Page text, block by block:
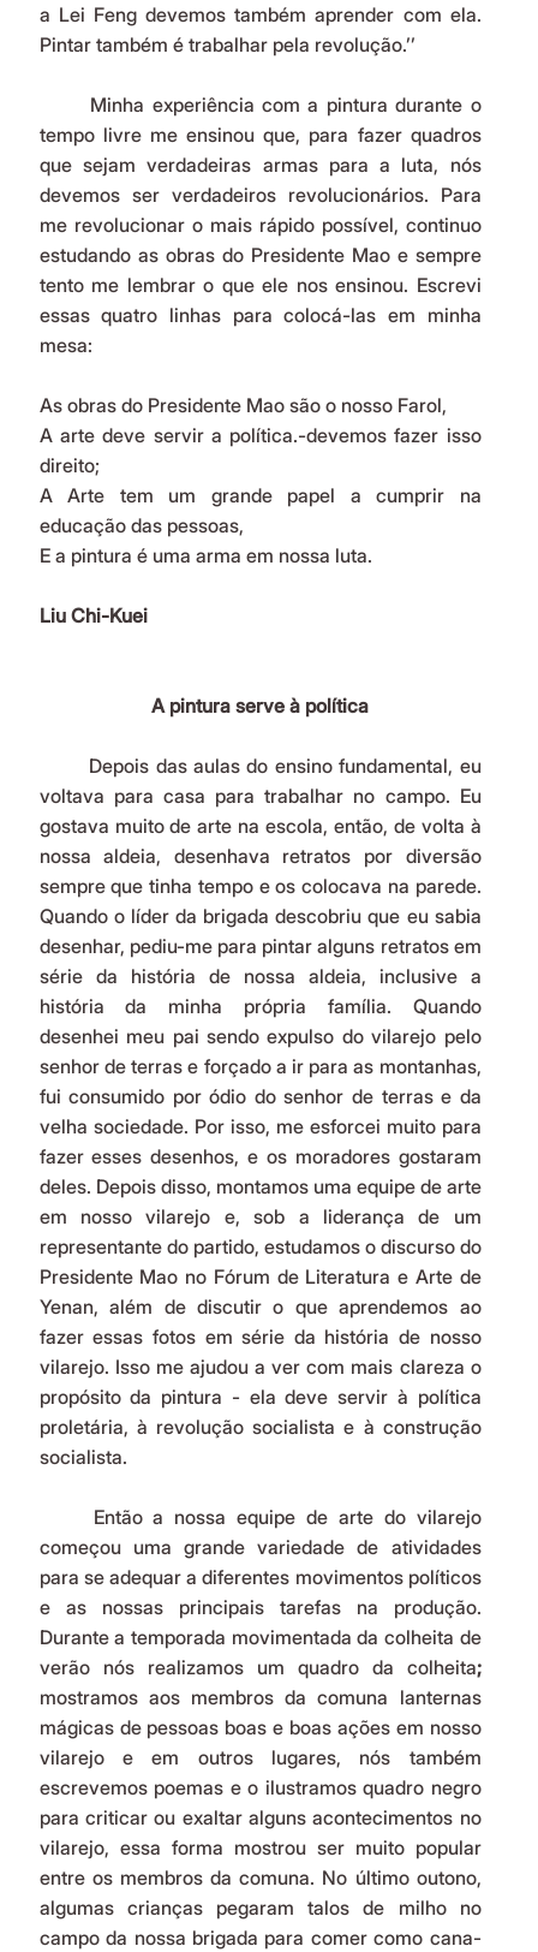
a Lei Feng devemos também aprender com ela.
Pintar também é trabalhar pela revolução.’’
tempo livre me ensinou que, para fazer quadros
que sejam verdadeiras armas para a luta, nós
devemos ser verdadeiros revolucionários. Para
me revolucionar o mais rápido possível, continuo
estudando as obras do Presidente Mao e sempre
tento me lembrar o que ele nos ensinou. Escrevi
essas quatro linhas para colocá-las em minha
mesa:
As obras do Presidente Mao são o nosso Farol,
A arte deve servir a política.-devemos fazer isso
direito;
A Arte tem um grande papel a cumprir na
educação das pessoas,
E a pintura é uma arma em nossa luta.
Liu Chi-Kuei
A pintura serve à política
voltava para casa para trabalhar no campo. Eu
gostava muito de arte na escola, então, de volta à
nossa aldeia, desenhava retratos por diversão
sempre que tinha tempo e os colocava na parede.
Quando o líder da brigada descobriu que eu sabia
desenhar, pediu-me para pintar alguns retratos em
série da história de nossa aldeia, inclusive a
história da minha própria família. Quando
desenhei meu pai sendo expulso do vilarejo pelo
senhor de terras e forçado a ir para as montanhas,
fui consumido por ódio do senhor de terras e da
velha sociedade. Por isso, me esforcei muito para
fazer esses desenhos, e os moradores gostaram
deles. Depois disso, montamos uma equipe de arte
em nosso vilarejo e, sob a liderança de um
representante do partido, estudamos o discurso do
Presidente Mao no Fórum de Literatura e Arte de
Yenan, além de discutir o que aprendemos ao
fazer essas fotos em série da história de nosso
vilarejo. Isso me ajudou a ver com mais clareza o
propósito da pintura - ela deve servir à política
proletária, à revolução socialista e à construção
socialista.
começou uma grande variedade de atividades
para se adequar a diferentes movimentos políticos
e as nossas principais tarefas na produção.
Durante a temporada movimentada da colheita de
verão nós realizamos um quadro da colheita ;
mostramos aos membros da comuna lanternas
mágicas de pessoas boas e boas ações em nosso
vilarejo e em outros lugares, nós também
escrevemos poemas e o ilustramos quadro negro
para criticar ou exaltar alguns acontecimentos no
vilarejo, essa forma mostrou ser muito popular
entre os membros da comuna. No último outono,
algumas crianças pegaram talos de milho no
campo da nossa brigada para comer como cana-